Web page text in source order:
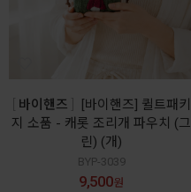
바이핸즈
[바이핸즈] 퀼트패키
지 소품 - 캐롯 조리개 파우치 (그
린) (개)
BYP-3039
9,500원